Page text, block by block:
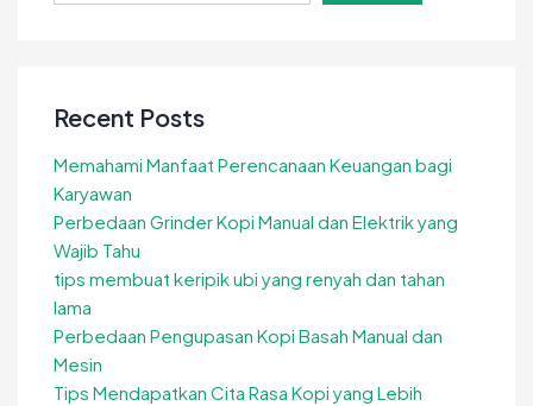
Recent Posts
Memahami Manfaat Perencanaan Keuangan bagi
Karyawan
Perbedaan Grinder Kopi Manual dan Elektrik yang
Wajib Tahu
tips membuat keripik ubi yang renyah dan tahan
lama
Perbedaan Pengupasan Kopi Basah Manual dan
Mesin
Tips Mendapatkan Cita Rasa Kopi yang Lebih